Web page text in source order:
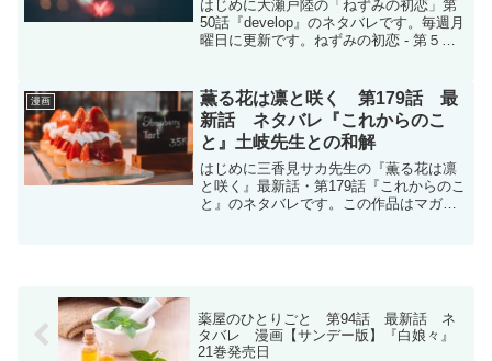
はじめに大瀬戸陸の「ねずみの初恋」第
50話『develop』のネタバレです。毎週月
曜日に更新です。ねずみの初恋 - 第５０
develop | マガポケねず...
漫画
薫る花は凛と咲く 第179話 最
新話 ネタバレ『これからのこ
と』土岐先生との和解
はじめに三香見サカ先生の『薫る花は凛
と咲く』最新話・第179話『これからのこ
と』のネタバレです。この作品はマガポ
薬屋のひとりごと 第94話 最新話 ネ
タバレ 漫画【サンデー版】『白娘々』
21巻発売日